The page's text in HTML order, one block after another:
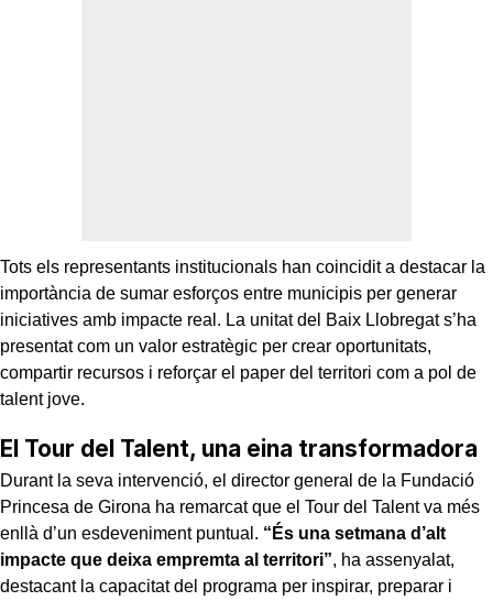
Tots els representants institucionals han coincidit a destacar la
importància de sumar esforços entre municipis per generar
iniciatives amb impacte real. La unitat del Baix Llobregat s’ha
presentat com un valor estratègic per crear oportunitats,
compartir recursos i reforçar el paper del territori com a pol de
talent jove.
El Tour del Talent, una eina transformadora
Durant la seva intervenció, el director general de la Fundació
Princesa de Girona ha remarcat que el Tour del Talent va més
enllà d’un esdeveniment puntual. “És una setmana d’alt
impacte que deixa empremta al territori”, ha assenyalat,
destacant la capacitat del programa per inspirar, preparar i